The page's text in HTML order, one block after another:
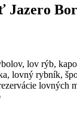
Jazero